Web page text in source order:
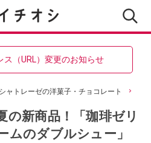
ス（URL）変更のお知らせ
シャトレーゼの洋菓子・チョコレート
の新商品！「珈琲ゼリ
ムのダブルシュー」